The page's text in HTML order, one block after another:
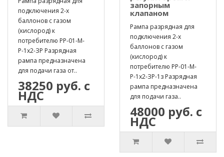
подключения 2-х
баллонов с газом
(кислород) к
потребителю РР-01-М-
Р-1х2-ЗР Разрядная
рампа предназначена
для подачи газа от..
38250 руб. с
НДС
запорным
клапаном
Рампа разрядная для
подключения 2-х
баллонов с газом
(кислород) к
потребителю РР-01-М-
Р-1х2-ЗР-1з Разрядная
рампа предназначена
для подачи газа..
48000 руб. с
НДС